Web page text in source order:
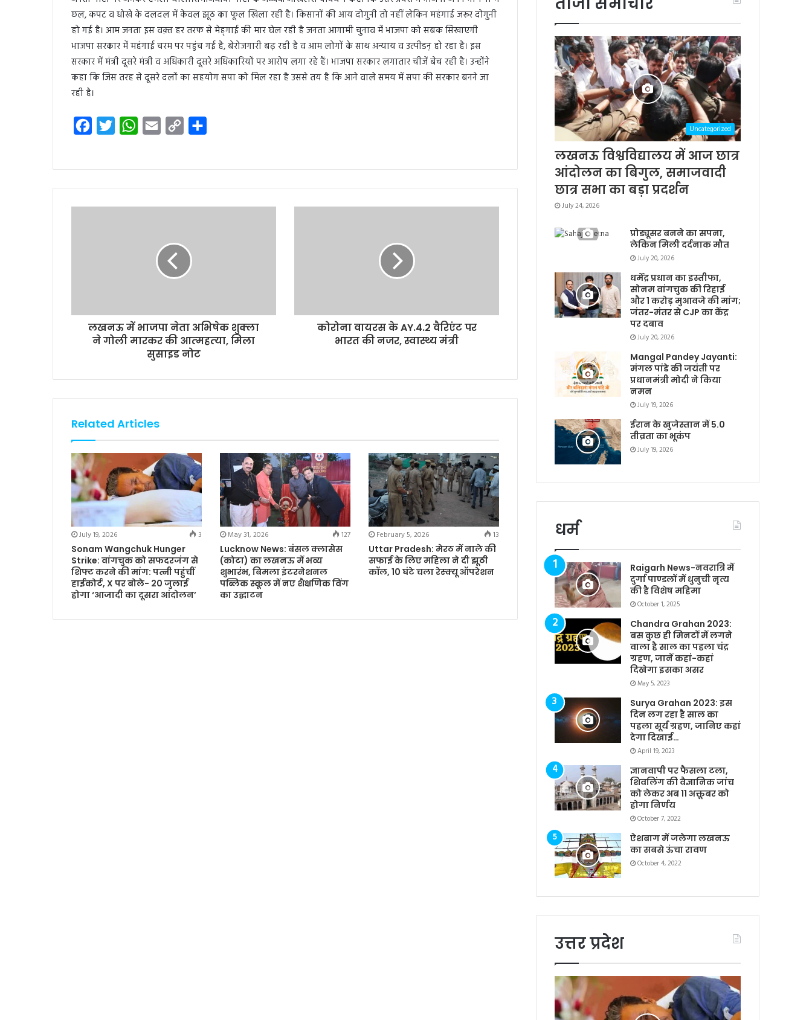
छल, कपट व धोखे के दलदल में केवल झूठ का फूल खिला रही है। किसानों की आय दोगुनी तो नहीं लेकिन महंगाई जरूर दोगुनी
हो गई है। आम जनता इस वक़्त हर तरफ से मेह्गाई की मार घेल रही है जनता आगामी चुनाव में भाजपा को सबक सिखाएगी
भाजपा सरकार में महंगाई चरम पर पहुंच गई है, बेरोजगारी बढ़ रही है व आम लोगों के साथ अन्याय व उत्पीडऩ हो रहा है। इस
सरकार में मंत्री दूसरे मंत्री व अधिकारी दूसरे अधिकारियों पर आरोप लगा रहे हैं। भाजपा सरकार लगातार चीजें बेच रही है। उन्होंने
कहा कि जिस तरह से दूसरे दलों का सहयोग सपा को मिल रहा है उससे तय है कि आने वाले समय में सपा की सरकार बनने जा
रही है।
W
k
लखनऊ में भाजपा नेता अभिषेक शुक्ला
ने गोली मारकर की आत्‍महत्‍या, मिला
सुसाइड नोट
कोरोना वायरस के AY.4.2 वैरिएंट पर
भारत की नजर, स्वास्थ्य मंत्री
Related Articles
July 19, 2026
3
Sonam Wangchuk Hunger
Strike: वांगचुक को सफदरजंग से
शिफ्ट करने की मांग: पत्नी पहुंचीं
हाईकोर्ट, X पर बोले- 20 जुलाई
होगा ‘आजादी का दूसरा आंदोलन’
May 31, 2026
127
Lucknow News: बंसल क्लासेस
(कोटा) का लखनऊ में भव्य
शुभारंभ, बिमला इंटरनेशनल
पब्लिक स्कूल में नए शैक्षणिक विंग
का उद्घाटन
February 5, 2026
13
Uttar Pradesh: मेरठ में नाले की
सफाई के लिए महिला ने दी झूठी
कॉल, 10 घंटे चला रेस्क्यू ऑपरेशन
Uncategorized
लखनऊ विश्वविद्यालय में आज छात्र
आंदोलन का बिगुल, समाजवादी
छात्र सभा का बड़ा प्रदर्शन
July 24, 2026
प्रोड्यूसर बनने का सपना,
लेकिन मिली दर्दनाक मौत
July 20, 2026
धर्मेंद्र प्रधान का इस्तीफा,
सोनम वांगचुक की रिहाई
और 1 करोड़ मुआवजे की मांग;
जंतर-मंतर से CJP का केंद्र
पर दबाव
July 20, 2026
Mangal Pandey Jayanti:
मंगल पांडे की जयंती पर
प्रधानमंत्री मोदी ने किया
नमन
July 19, 2026
ईरान के खुजेस्तान में 5.0
तीव्रता का भूकंप
July 19, 2026
धर्म
Raigarh News-नवरात्रि में
दुर्गा पाण्डलों में धुनुची नृत्य
की है विशेष महिमा
October 1, 2025
Chandra Grahan 2023:
बस कुछ ही मिनटों में लगने
वाला है साल का पहला चंद्र
ग्रहण, जानें कहां-कहां
दिखेगा इसका असर
May 5, 2023
Surya Grahan 2023: इस
दिन लग रहा है साल का
पहला सूर्य ग्रहण, जानिए कहां
देगा दिखाई…
April 19, 2023
ज्ञानवापी पर फैसला टला,
शिवलिंग की वैज्ञानिक जांच
को लेकर अब 11 अक्तूबर को
होगा निर्णय
October 7, 2022
ऐशबाग में जलेगा लखनऊ
का सबसे ऊंचा रावण
October 4, 2022
उत्तर प्रदेश